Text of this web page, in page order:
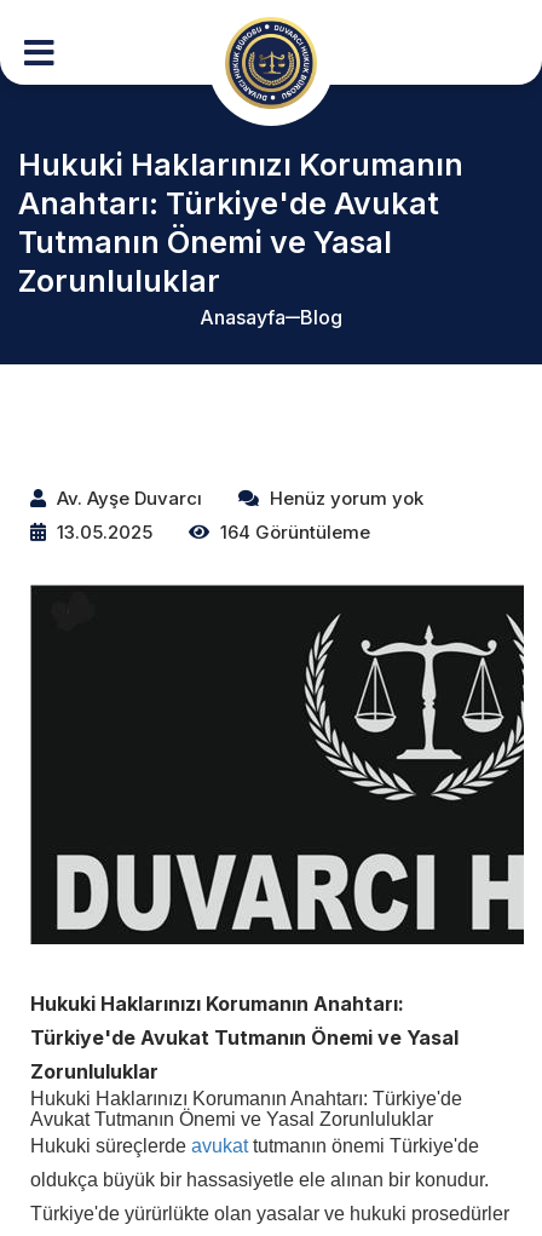
Hukuki Haklarınızı Korumanın
Anahtarı: Türkiye'de Avukat
Tutmanın Önemi ve Yasal
Zorunluluklar
Anasayfa Blog
Av. Ayşe Duvarcı
Henüz yorum yok
13.05.2025
164 Görüntüleme
Hukuki Haklarınızı Korumanın Anahtarı:
Türkiye'de Avukat Tutmanın Önemi ve Yasal
Zorunluluklar
Hukuki Haklarınızı Korumanın Anahtarı: Türkiye'de
Avukat Tutmanın Önemi ve Yasal Zorunluluklar
Hukuki süreçlerdeavukattutmanın önemi Türkiye'de
oldukça büyük bir hassasiyetle ele alınan bir konudur.
Türkiye'de yürürlükte olan yasalar ve hukuki prosedürler